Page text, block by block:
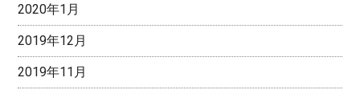
2020年1月
2019年12月
2019年11月